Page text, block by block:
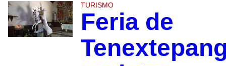
TURISMO
Feria de